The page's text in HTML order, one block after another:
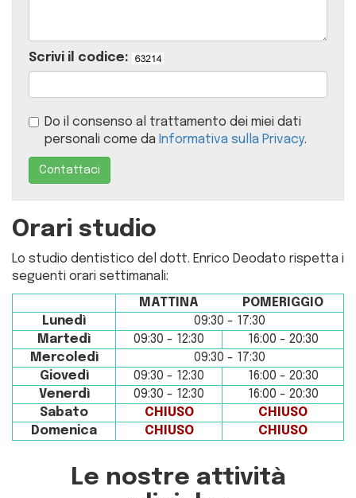
Scrivi il codice:
Do il consenso al trattamento dei miei dati
personali come da Informativa sulla Privacy.
Contattaci
Orari studio
Lo studio dentistico del dott. Enrico Deodato rispetta i
seguenti orari settimanali:
MATTINA
POMERIGGIO
Lunedì
09:30 - 17:30
Martedì
09:30 - 12:30
16:00 - 20:30
Mercoledì
09:30 - 17:30
Giovedì
09:30 - 12:30
16:00 - 20:30
Venerdì
09:30 - 12:30
16:00 - 20:30
Sabato
CHIUSO
CHIUSO
Domenica
CHIUSO CHIUSO
Le nostre attività